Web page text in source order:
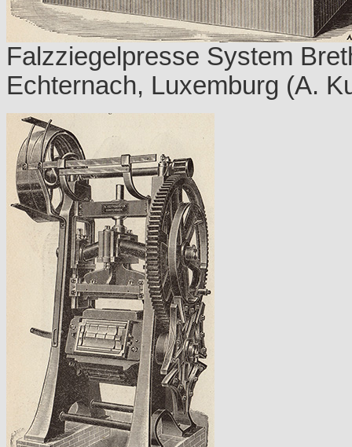
Falzziegelpresse System
Echternach, Luxemburg (A.